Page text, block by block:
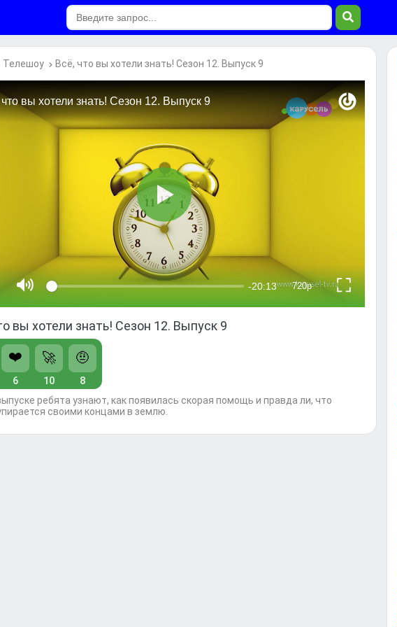
Телешоу Всё, что вы хотели знать! Сезон 12. Выпуск 9
вы хотели знать! Сезон 12. Выпуск 9
❤️
6
🚀
10
🤨
8
ребята узнают, как появилась скорая помощь и правда ли, что
своими концами в землю.